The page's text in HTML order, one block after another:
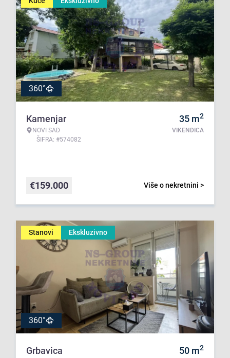
360°
Kamenjar
NOVI SAD
ŠIFRA: #574082
35 m2
VIKENDICA
Više o nekretnini >
€159.000
Stanovi Ekskluzivno
360°
Grbavica 50 m2